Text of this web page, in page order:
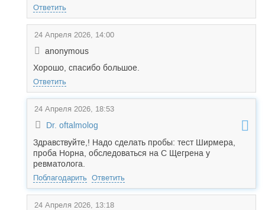
Ответить
24 Апреля 2026, 14:00
anonymous
Хорошо, спасибо большое.
Ответить
24 Апреля 2026, 18:53
Dr. oftalmolog
Здравствуйте,! Надо сделать пробы: тест Ширмера,
проба Норна, обследоваться на С Щегрена у
ревматолога.
Поблагодарить Ответить
24 Апреля 2026, 13:18